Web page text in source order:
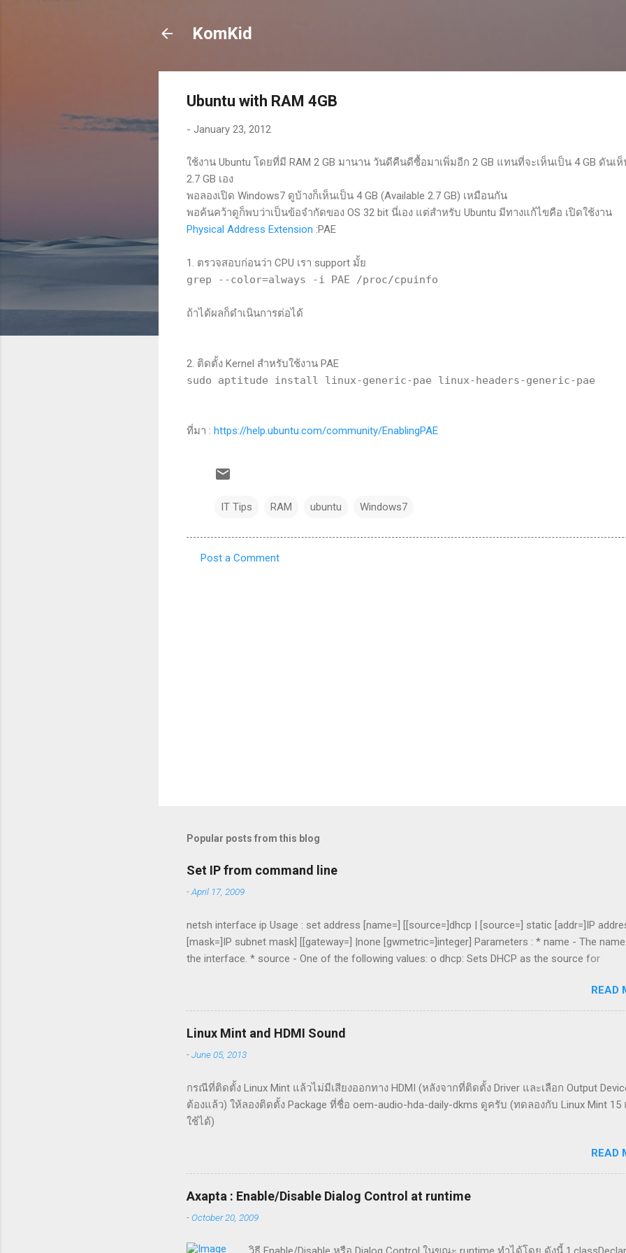
KomKid
Ubuntu with RAM 4GB
- January 23, 2012
ใช้งาน Ubuntu โดยที่มี RAM 2 GB มานาน วันดีคืนดีซื้อมาเพิ่มอีก 2 GB แทนที่จะเห็นเป็น 4 GB ดันเ
2.7 GB เอง
พอลองเปิด Windows7 ดูบ้างก็เห็นเป็น 4 GB (Available 2.7 GB) เหมือนกัน
พอค้นคว้าดูก็พบว่าเป็นข้อจำกัดของ OS 32 bit นี่เอง แต่สำหรับ Ubuntu มีทางแก้ไขคือ เปิดใช้งาน
Physical Address Extension :PAE
1. ตรวจสอบก่อนว่า CPU เรา support มั้ย
grep --color=always -i PAE /proc/cpuinfo
ถ้าได้ผลก็ดำเนินการต่อได้
2. ติดตั้ง Kernel สำหรับใช้งาน PAE
sudo aptitude install linux-generic-pae linux-headers-generic-pae
ที่มา : https://help.ubuntu.com/community/EnablingPAE
IT Tips RAM ubuntu Windows7
Post a Comment
Popular posts from this blog
Set IP from command line
-April 17, 2009
netsh interface ip Usage : set address [name=] [[source=]dhcp | [source=] static [addr=]IP
[mask=]IP subnet mask] [[gateway=] |none [gwmetric=]integer] Parameters : * name - The
the interface. * source - One of the following values: o dhcp: Sets DHCP as the source for
addresses to local static configuration. * gateway - One of the following values: o : A specific
gateway for the static IP address you are setting. o none: No default gateways are set. *
The metric for the default gateway. This field should not be set if gateway is set to 'none'. The
* mask - The subnet mask for the specified IP address. Remarks : Used to change the IP
READ
Linux Mint and HDMI Sound
-June 05, 2013
กรณีที่ติดตั้ง Linux Mint แล้วไม่มีเสียงออกทาง HDMI (หลังจากที่ติดตั้ง Driver และเลือก Output
ต้องแล้ว) ให้ลองติดตั้ง Package ที่ชื่อ oem-audio-hda-daily-dkms ดูครับ (ทดลองกับ Linux Mint 15
ใช้ได้)
READ
Axapta : Enable/Disable Dialog Control at runtime
-October 20, 2009